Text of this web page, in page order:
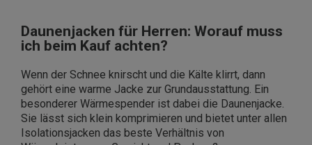
Daunenjacken für Herren: Worauf muss
ich beim Kauf achten?
Wenn der Schnee knirscht und die Kälte klirrt, dann
gehört eine warme Jacke zur Grundausstattung. Ein
besonderer Wärmespender ist dabei die Daunenjacke.
Sie lässt sich klein komprimieren und bietet unter allen
Isolationsjacken das beste Verhältnis von